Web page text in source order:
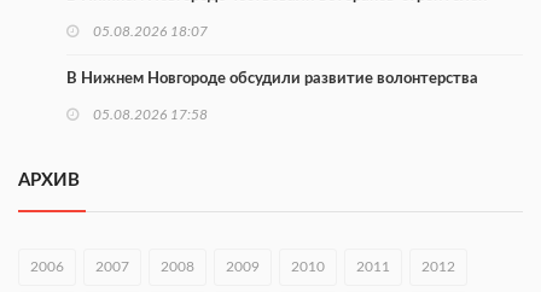
05.08.2026 18:07
В Нижнем Новгороде обсудили развитие волонтерства
05.08.2026 17:58
НН»
АРХИВ
2006 2007 2008 2009 2010 2011 2012